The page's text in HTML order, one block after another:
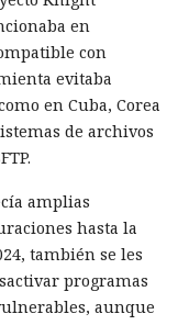
en
con
evitaba
en Cuba, Corea
de archivos
amplias
hasta la
también se les
programas
aunque